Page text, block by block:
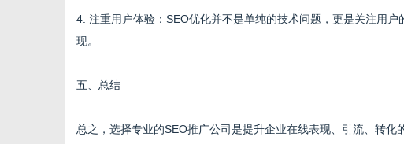
4. 注重用户体验：SEO优化并不是单纯的技术问题，更是关注用
现。
五、总结
总之，选择专业的SEO推广公司是提升企业在线表现、引流、转